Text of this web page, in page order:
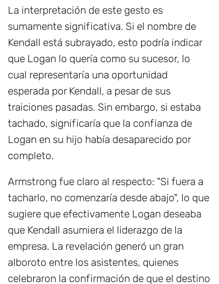
La interpretación de este gesto es
sumamente significativa. Si el nombre de
Kendall está subrayado, esto podría indicar
que Logan lo quería como su sucesor, lo
cual representaría una oportunidad
esperada por Kendall, a pesar de sus
traiciones pasadas. Sin embargo, si estaba
tachado, significaría que la confianza de
Logan en su hijo había desaparecido por
completo.
Armstrong fue claro al respecto: "Si fuera a
tacharlo, no comenzaría desde abajo", lo que
sugiere que efectivamente Logan deseaba
que Kendall asumiera el liderazgo de la
empresa. La revelación generó un gran
alboroto entre los asistentes, quienes
celebraron la confirmación de que el destino